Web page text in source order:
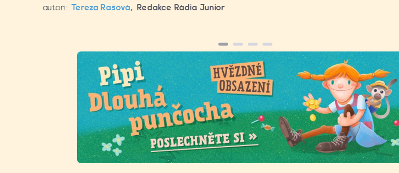
autoři: Tereza Rašová, Redakce Rádia Junior